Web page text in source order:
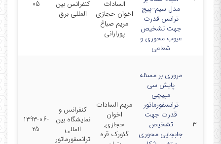
مدل سیم¬پیچ
ترانس قدرت
جهت تشخیص
عیوب محوری و
شعاعی
السادات
اخوان حجازی
مریم صباغ
پورارانی
کنفرانس بین
المللی برق
05
۳
مروری بر مسئله
پایش سی
مپیچی
ترانسفورماتور
قدرت جهت
تشخیص
جابجایی محوری
مریم السادات
اخوان
حجازی,
گئورک قره
کنفرانس و
نمایشگاه بین
المللی
ترانسفورماتور
1393-06-
25